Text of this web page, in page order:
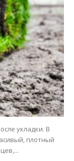
укладки. В
плотный